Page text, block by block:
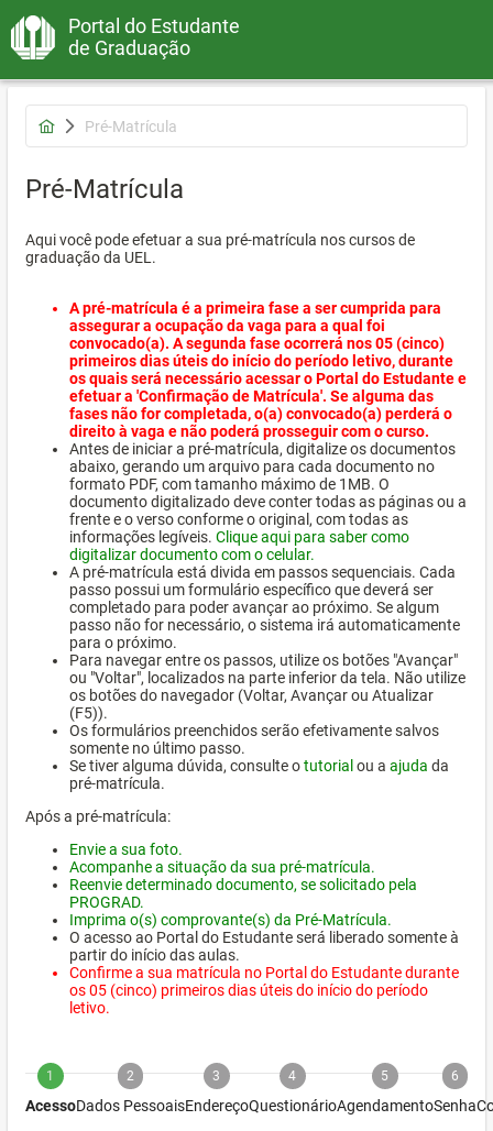
Portal do Estudante
de Graduação
Pré-Matrícula
Pré-Matrícula
Aqui você pode efetuar a sua pré-matrícula nos cursos de
graduação da UEL.
A pré-matrícula é a primeira fase a ser cumprida para
assegurar a ocupação da vaga para a qual foi
convocado(a). A segunda fase ocorrerá nos 05 (cinco)
primeiros dias úteis do início do período letivo, durante
os quais será necessário acessar o Portal do Estudante e
efetuar a 'Confirmação de Matrícula'. Se alguma das
fases não for completada, o(a) convocado(a) perderá o
direito à vaga e não poderá prosseguir com o curso.
Antes de iniciar a pré-matrícula, digitalize os documentos
abaixo, gerando um arquivo para cada documento no
formato PDF, com tamanho máximo de 1MB. O
documento digitalizado deve conter todas as páginas ou a
frente e o verso conforme o original, com todas as
informações legíveis. Clique aqui para saber como
digitalizar documento com o celular.
A pré-matrícula está divida em passos sequenciais. Cada
passo possui um formulário específico que deverá ser
completado para poder avançar ao próximo. Se algum
passo não for necessário, o sistema irá automaticamente
para o próximo.
Para navegar entre os passos, utilize os botões "Avançar"
ou "Voltar", localizados na parte inferior da tela. Não utilize
os botões do navegador (Voltar, Avançar ou Atualizar
(F5)).
Os formulários preenchidos serão efetivamente salvos
somente no último passo.
Se tiver alguma dúvida, consulte otutorial ou a ajuda da
pré-matrícula.
Após a pré-matrícula:
Envie a sua foto.
Acompanhe a situação da sua pré-matrícula.
Reenvie determinado documento, se solicitado pela
PROGRAD.
Imprima o(s) comprovante(s) da Pré-Matrícula.
O acesso ao Portal do Estudante será liberado somente à
partir do início das aulas.
Confirme a sua matrícula no Portal do Estudante durante
os 05 (cinco) primeiros dias úteis do início do período
letivo.
1
Acesso
2
Dados Pessoais
3
Endereço
4
Questionário
5
Agendamento
6
Senha